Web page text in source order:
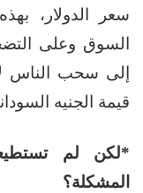
سعر الدولار،
السوق وعلى
إلى سحب الناس
قيمة الجنيه
*لكن لم
المشكلة؟